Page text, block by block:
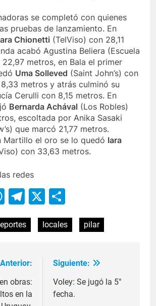
se completó con quienes
pruebas de lanzamiento. En
Chionetti (TelViso) con 28,11
acabó Agustina Beliera (Escuela
metros, en Bala el primer
Uma Solleved (Saint John’s) con
metros y atrás culminó su
Cerulli con 8,15 metros. En
Bernarda Achával (Los Robles)
escoltada por Anika Sasaki
que marcó 21,77 metros.
Martillo el oro se lo quedó Iara
con 33,63 metros.
redes
WhatsApp
Telegram
X
locales pilar
Anterior:
obras:
en la
Siguiente:
Voley: Se jugó la 5°
fecha.